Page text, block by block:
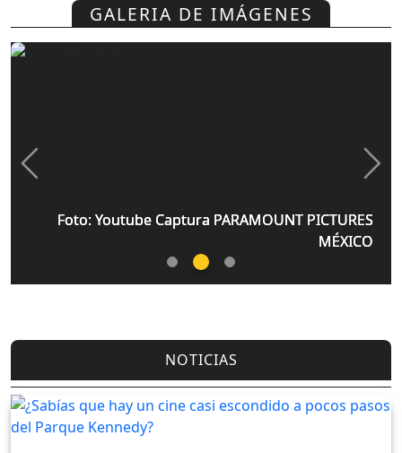
GALERIA DE IMÁGENES
Foto: Youtube Captura PARAMOUNT PICTURES
MÉXICO
Foto: Youtube Captura PARAMOUNT PICTURES
MÉXICO
Foto: Youtube Captura PARAMOUNT PICTURES
MÉXICO
Previous Next
NOTICIAS